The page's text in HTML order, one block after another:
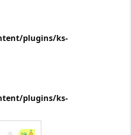
plugins/ks-
plugins/ks-